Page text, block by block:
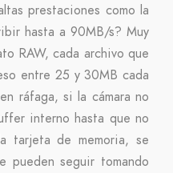
prestaciones como la
hasta a 90MB/s? Muy
RAW, cada archivo que
entre 25 y 30MB cada
ráfaga, si la cámara no
interno hasta que no
tarjeta de memoria, se
pueden seguir tomando